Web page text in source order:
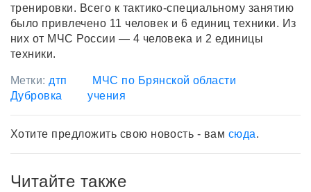
тренировки. Всего к тактико-специальному занятию
было привлечено 11 человек и 6 единиц техники. Из
них от МЧС России — 4 человека и 2 единицы
техники.
Метки: дтп
МЧС по Брянской области
Дубровка
учения
Хотите предложить свою новость - вам сюда.
Читайте также